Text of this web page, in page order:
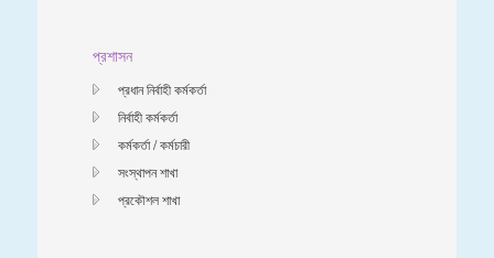
প্রশাসন
প্রধান নির্বাহী কর্মকর্তা
নির্বাহী কর্মকর্তা
কর্মকর্তা / কর্মচারী
সংস্থাপন শাখা
প্রকৌশল শাখা